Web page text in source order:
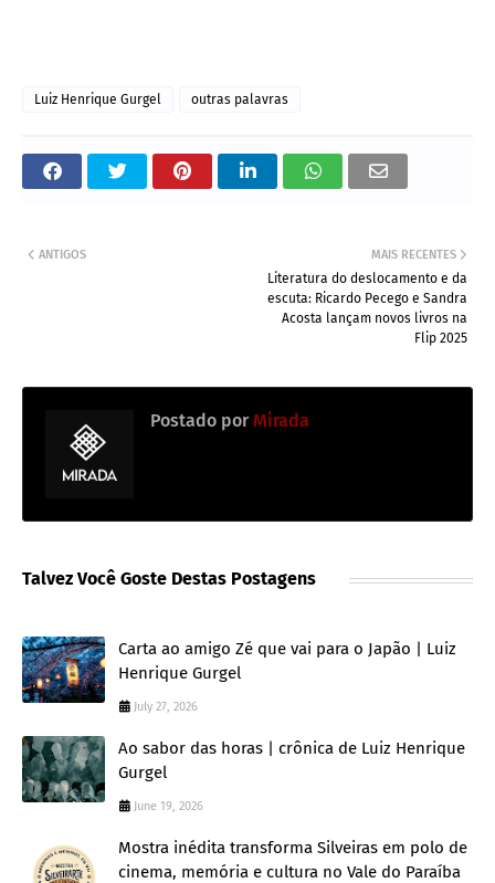
Luiz Henrique Gurgel outras palavras
MAIS RECENTES
Literatura do deslocamento e da
escuta: Ricardo Pecego e Sandra
Acosta lançam novos livros na
Flip 2025
ANTIGOS
Postado por Mirada
Talvez Você Goste Destas Postagens
Carta ao amigo Zé que vai para o Japão | Luiz
Henrique Gurgel
July 27, 2026
Ao sabor das horas | crônica de Luiz Henrique
Gurgel
June 19, 2026
Mostra inédita transforma Silveiras em polo de
cinema, memória e cultura no Vale do Paraíba